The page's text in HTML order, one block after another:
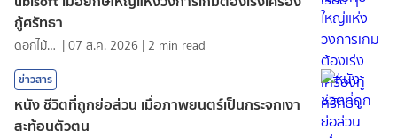
กู้ศรัทธา
ดอกไม้กับสายน้ำ |07 ส.ค. 2026 | 2 min read
ข่าวสาร
หนัง ชีวิตที่ถูกย่อส่วน เมื่อภาพยนตร์เป็นกระจกเงา
สะท้อนตัวตน